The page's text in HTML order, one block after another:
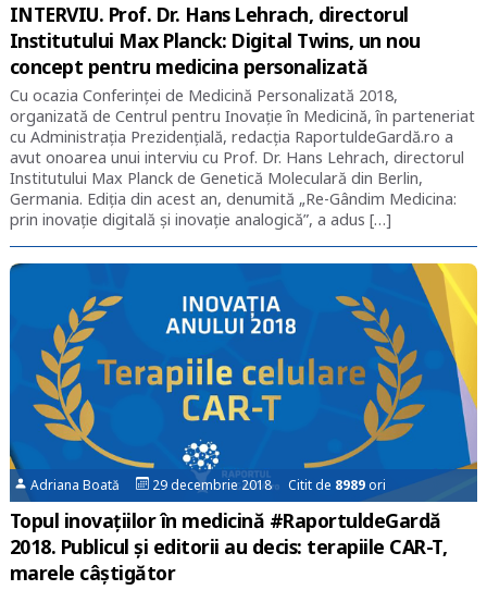
INTERVIU. Prof. Dr. Hans Lehrach, directorul
Institutului Max Planck: Digital Twins, un nou
concept pentru medicina personalizată
Cu ocazia Conferinței de Medicină Personalizată 2018,
organizată de Centrul pentru Inovație în Medicină, în parteneriat
cu Administrația Prezidențială, redacția RaportuldeGardă.ro a
avut onoarea unui interviu cu Prof. Dr. Hans Lehrach, directorul
Institutului Max Planck de Genetică Moleculară din Berlin,
Germania. Ediția din acest an, denumită „Re-Gândim Medicina:
prin inovaţie digitală și inovaţie analogică”, a adus […]
Adriana Boată 29 decembrie 2018 Citit de 8989ori
Topul inovațiilor în medicină #RaportuldeGardă
2018. Publicul și editorii au decis: terapiile CAR-T,
marele câștigător